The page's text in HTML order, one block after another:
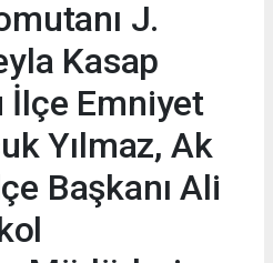
J.
Kasap
İlçe Emniyet
Yılmaz, Ak
Başkanı Ali